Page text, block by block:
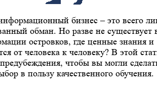
бизнес – это всего
обман. Но разве не существует
островков, где ценные знания и
от человека к человеку? В этой
чтобы вы могли
в пользу качественного обучения.